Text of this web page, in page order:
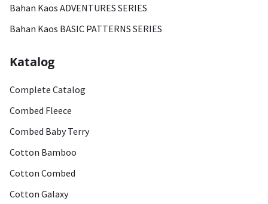
Bahan Kaos ADVENTURES SERIES
Bahan Kaos BASIC PATTERNS SERIES
Katalog
Complete Catalog
Combed Fleece
Combed Baby Terry
Cotton Bamboo
Cotton Combed
Cotton Galaxy